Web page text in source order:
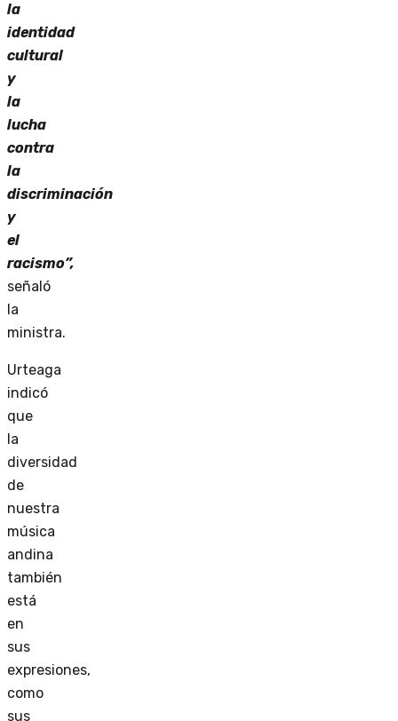
la
identidad
cultural
y
la
lucha
contra
la
discriminación
y
el
racismo”,
señaló
la
ministra.
Urteaga
indicó
que
la
diversidad
de
nuestra
música
andina
también
está
en
sus
expresiones,
como
sus